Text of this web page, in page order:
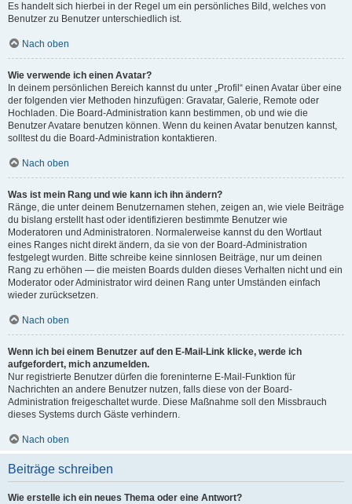
Es handelt sich hierbei in der Regel um ein persönliches Bild, welches von
Benutzer zu Benutzer unterschiedlich ist.
Nach oben
Wie verwende ich einen Avatar?
In deinem persönlichen Bereich kannst du unter „Profil“ einen Avatar über eine
der folgenden vier Methoden hinzufügen: Gravatar, Galerie, Remote oder
Hochladen. Die Board-Administration kann bestimmen, ob und wie die
Benutzer Avatare benutzen können. Wenn du keinen Avatar benutzen kannst,
solltest du die Board-Administration kontaktieren.
Nach oben
Was ist mein Rang und wie kann ich ihn ändern?
Ränge, die unter deinem Benutzernamen stehen, zeigen an, wie viele Beiträge
du bislang erstellt hast oder identifizieren bestimmte Benutzer wie
Moderatoren und Administratoren. Normalerweise kannst du den Wortlaut
eines Ranges nicht direkt ändern, da sie von der Board-Administration
festgelegt wurden. Bitte schreibe keine sinnlosen Beiträge, nur um deinen
Rang zu erhöhen — die meisten Boards dulden dieses Verhalten nicht und ein
Moderator oder Administrator wird deinen Rang unter Umständen einfach
wieder zurücksetzen.
Nach oben
Wenn ich bei einem Benutzer auf den E-Mail-Link klicke, werde ich
aufgefordert, mich anzumelden.
Nur registrierte Benutzer dürfen die foreninterne E-Mail-Funktion für
Nachrichten an andere Benutzer nutzen, falls diese von der Board-
Administration freigeschaltet wurde. Diese Maßnahme soll den Missbrauch
dieses Systems durch Gäste verhindern.
Nach oben
Beiträge schreiben
Wie erstelle ich ein neues Thema oder eine Antwort?